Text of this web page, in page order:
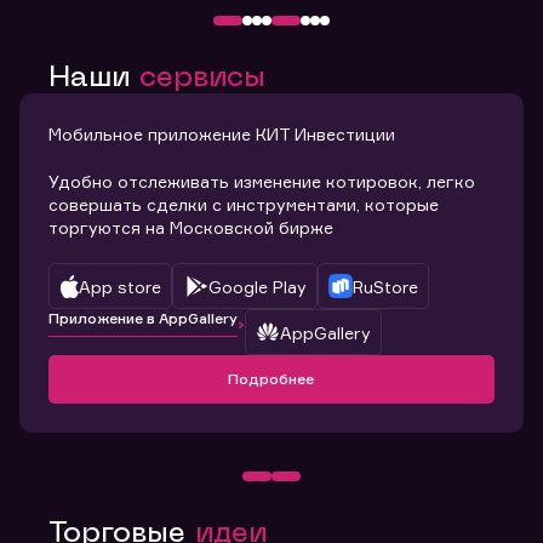
Наши сервисы
Мобильное приложение КИТ Инвестиции
Удобно отслеживать изменение котировок, легко
совершать сделки с инструментами, которые
торгуются на Московской бирже
App store Google Play RuStore
Приложение в AppGallery
AppGallery
Подробнее
Торговые идеи